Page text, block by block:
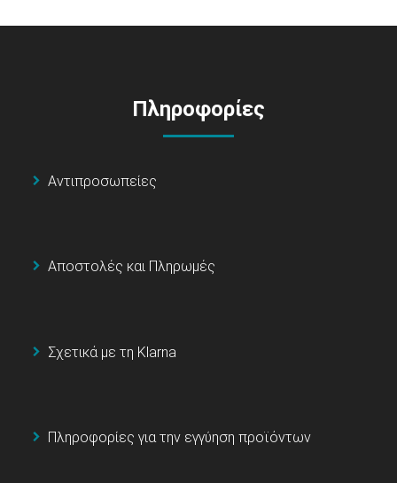
Πληροφορίες
Αντιπροσωπείες
Αποστολές και Πληρωμές
Σχετικά με τη Klarna
Πληροφορίες για την εγγύηση προϊόντων